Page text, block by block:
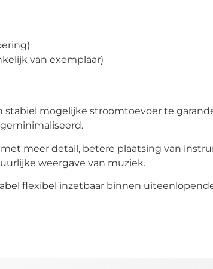
van exemplaar)
stabiel mogelijke stroomtoevoer te
meer detail, betere plaatsing van
weergave van muziek.
flexibel inzetbaar binnen